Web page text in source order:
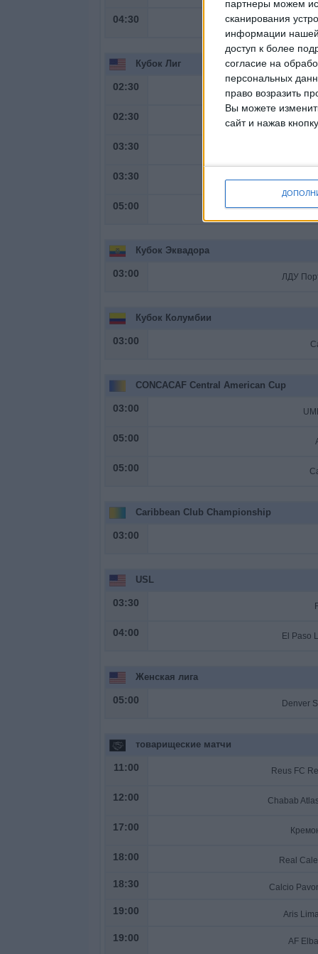
партнеры можем
сканирования
информации
доступ к более
согласие на
персональных
право возразить
Вы можете
сайт и нажав
04:30 Онсе
Кубок Лиг
02:30
02:30 Интер
03:30
03:30
05:00
Кубок Эквадора
03:00
Кубок Колумбии
03:00
CONCACAF Central American Cup
03:00
05:00
05:00
Caribbean Club Championship
03:00
USL
03:30
04:00
Женская лига
05:00
товарищеские матчи
11:00 Reus FC
12:00
17:00
18:00 Real
18:30 Calcio
19:00 Aris
19:00 AF